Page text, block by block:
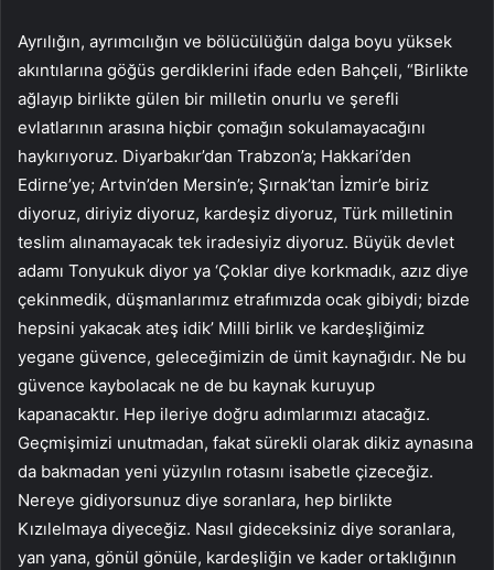
Ayrılığın, ayrımcılığın ve bölücülüğün dalga boyu yüksek
akıntılarına göğüs gerdiklerini ifade eden Bahçeli, “Birlikte
ağlayıp birlikte gülen bir milletin onurlu ve şerefli
evlatlarının arasına hiçbir çomağın sokulamayacağını
haykırıyoruz. Diyarbakır’dan Trabzon’a; Hakkari’den
Edirne’ye; Artvin’den Mersin’e; Şırnak’tan İzmir’e biriz
diyoruz, diriyiz diyoruz, kardeşiz diyoruz, Türk milletinin
teslim alınamayacak tek iradesiyiz diyoruz. Büyük devlet
adamı Tonyukuk diyor ya ‘Çoklar diye korkmadık, azız diye
çekinmedik, düşmanlarımız etrafımızda ocak gibiydi; bizde
hepsini yakacak ateş idik’ Milli birlik ve kardeşliğimiz
yegane güvence, geleceğimizin de ümit kaynağıdır. Ne bu
güvence kaybolacak ne de bu kaynak kuruyup
kapanacaktır. Hep ileriye doğru adımlarımızı atacağız.
Geçmişimizi unutmadan, fakat sürekli olarak dikiz aynasına
da bakmadan yeni yüzyılın rotasını isabetle çizeceğiz.
Nereye gidiyorsunuz diye soranlara, hep birlikte
Kızılelmaya diyeceğiz. Nasıl gideceksiniz diye soranlara,
yan yana, gönül gönüle, kardeşliğin ve kader ortaklığının